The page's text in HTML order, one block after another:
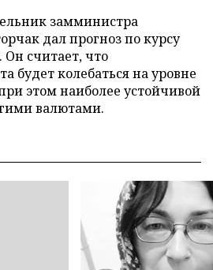
замминистра
дал прогноз по курсу
Он считает, что
будет колебаться на уровне
этом наиболее устойчивой
валютами.